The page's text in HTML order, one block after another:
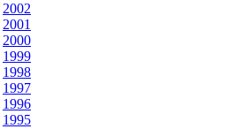
2002
2001
2000
1999
1998
1997
1996
1995